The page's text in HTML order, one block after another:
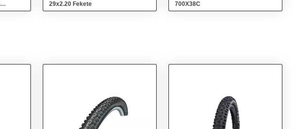
29x2.20 Fekete
700X38C